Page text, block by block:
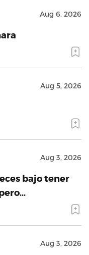
Aug 6, 2026
Aug 5, 2026
Aug 3, 2026
bajo tener
Aug 3, 2026